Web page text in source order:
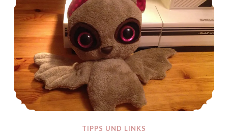
TIPPS UND LINKS